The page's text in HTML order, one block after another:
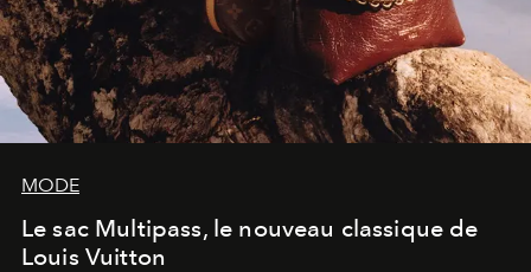
MODE
Le sac Multipass, le nouveau classique de
Louis Vuitton